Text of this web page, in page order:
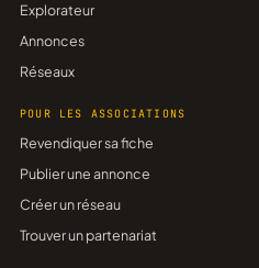
Explorateur
Annonces
Réseaux
POUR LES ASSOCIATIONS
Revendiquer sa fiche
Publier une annonce
Créer un réseau
Trouver un partenariat